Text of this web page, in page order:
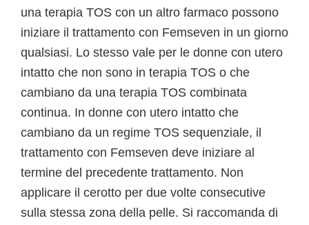
una terapia TOS con un altro farmaco possono
iniziare il trattamento con Femseven in un giorno
qualsiasi. Lo stesso vale per le donne con utero
intatto che non sono in terapia TOS o che
cambiano da una terapia TOS combinata
continua. In donne con utero intatto che
cambiano da un regime TOS sequenziale, il
trattamento con Femseven deve iniziare al
termine del precedente trattamento. Non
applicare il cerotto per due volte consecutive
sulla stessa zona della pelle. Si raccomanda di